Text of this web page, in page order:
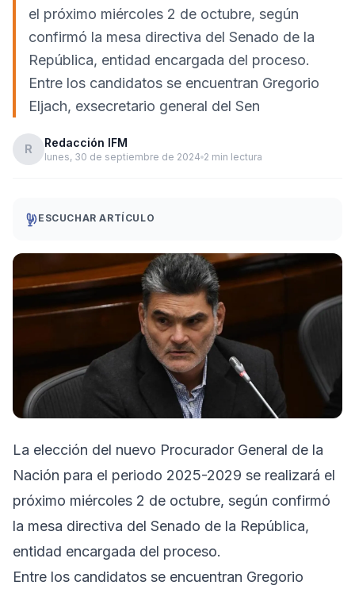
el próximo miércoles 2 de octubre, según
confirmó la mesa directiva del Senado de la
República, entidad encargada del proceso.
Entre los candidatos se encuentran Gregorio
Eljach, exsecretario general del Sen
R Redacción IFM
lunes, 30 de septiembre de 2024 2 min lectura
ESCUCHAR ARTÍCULO
La elección del nuevo Procurador General de la
Nación para el periodo 2025-2029 se realizará el
próximo miércoles 2 de octubre, según confirmó
la mesa directiva del Senado de la República,
entidad encargada del proceso.
Entre los candidatos se encuentran Gregorio